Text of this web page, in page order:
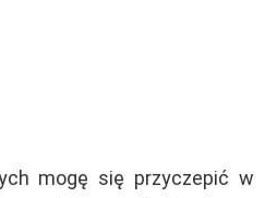
mogę się przyczepić w